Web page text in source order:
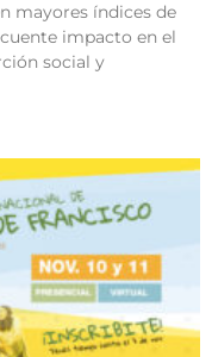
mayores índices de
impacto en el
social y